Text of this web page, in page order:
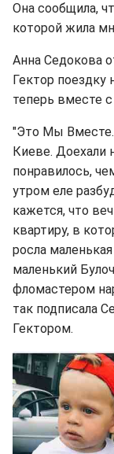
Она сообщила,
которой жила
Анна Седокова
Гектор поездку
теперь вместе
"Это Мы Вместе.
Киеве. Доехали
понравилось,
утром еле
кажется, что
квартиру, в
росла
маленький
фломастером
так подписала
Гектором.